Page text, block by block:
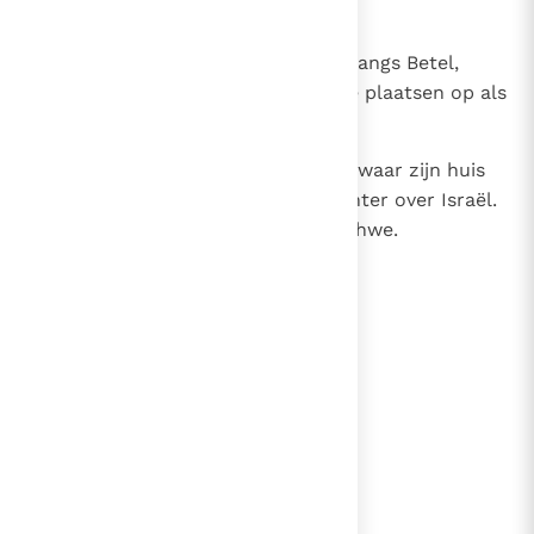
Elk jaar maakte hij een rondreis langs Betel,
Gilgal en Mispa en trad in al deze plaatsen op als
Dan keerde hij terug naar Rama, waar zijn huis
stond en waar hij optrad als rechter over Israël.
Hij bouwde er een altaar voor Jahwe.